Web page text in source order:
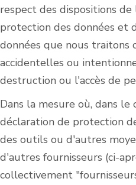
respect des dispositions
protection des données et
données que nous traitons
accidentelles ou
destruction ou l'accès de
Dans la mesure où, dans
déclaration de protection
des outils ou d'autres
d'autres fournisseurs (ci-
collectivement